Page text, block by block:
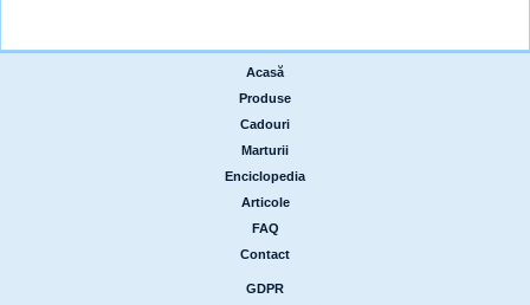
Acasă
Produse
Cadouri
Marturii
Enciclopedia
Articole
FAQ
Contact
GDPR